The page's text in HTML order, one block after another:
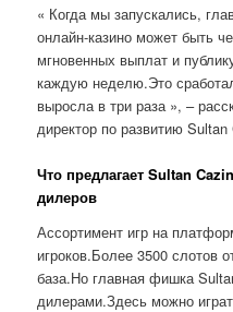
« Когда мы запускались,
онлайн-казино может быть
мгновенных выплат и
каждую неделю.Это
выросла в три раза », –
директор по развитию Sultan
Что предлагает Sultan
дилеров
Ассортимент игр на
игроков.Более 3500 слотов
база.Но главная фишка
дилерами.Здесь можно